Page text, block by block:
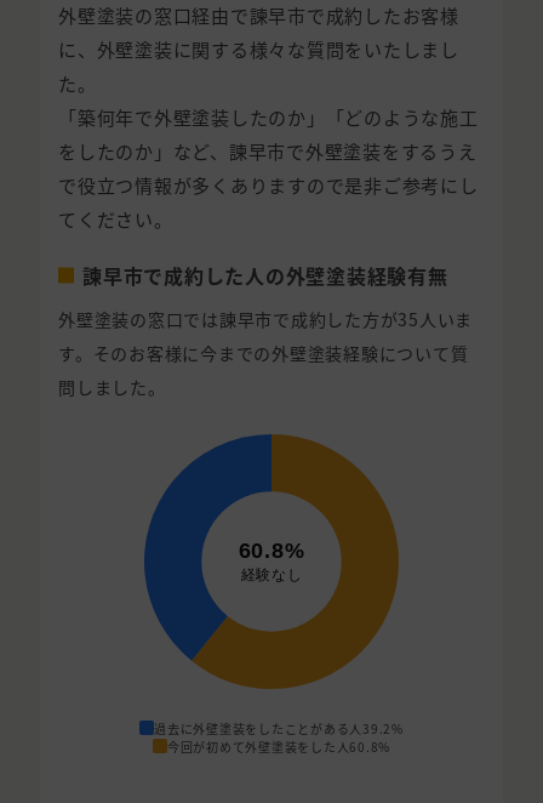
外壁塗装の窓口経由で諫早市で成約したお客様
に、外壁塗装に関する様々な質問をいたしまし
た。
「築何年で外壁塗装したのか」「どのような施工
をしたのか」など、諫早市で外壁塗装をするうえ
で役立つ情報が多くありますので是非ご参考にし
てください。
諫早市で成約した人の外壁塗装経験有無
外壁塗装の窓口では諫早市で成約した方が35人いま
す。そのお客様に今までの外壁塗装経験について質
問しました。
過去に外壁塗装をしたことがある人 39.2%
今回が初めて外壁塗装をした人60.8%